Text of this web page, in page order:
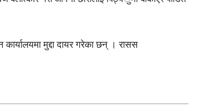
मुद्दा दायर गरेका छन् । रासस